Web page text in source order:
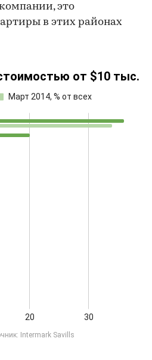
это
в этих районах